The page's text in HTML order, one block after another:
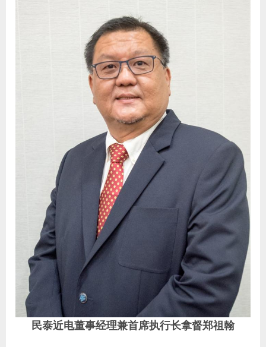
民泰近电董事经理兼首席执行长拿督郑祖翰